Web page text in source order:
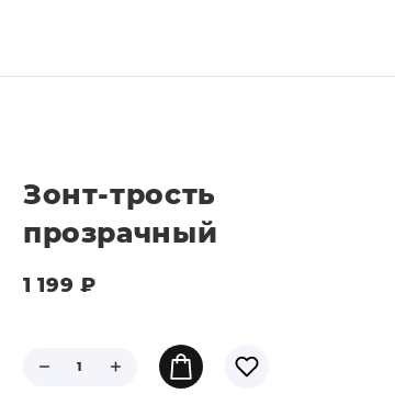
Зонт-трость
прозрачный
1 199₽